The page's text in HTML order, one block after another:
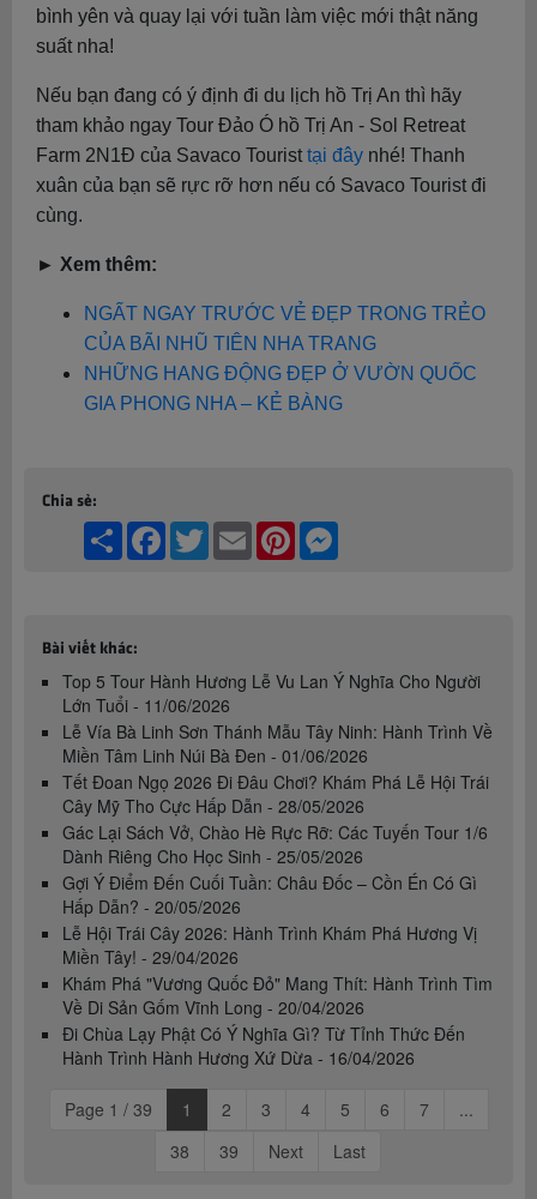
bình yên và quay lại với tuần làm việc mới thật năng
suất nha!
Nếu bạn đang có ý định đi du lịch hồ Trị An thì hãy
tham khảo ngay Tour Đảo Ó hồ Trị An - Sol Retreat
Farm 2N1Đ của Savaco Tourist tại đây nhé! Thanh
xuân của bạn sẽ rực rỡ hơn nếu có Savaco Tourist đi
cùng.
► Xem thêm:
NGẤT NGAY TRƯỚC VẺ ĐẸP TRONG TRẺO
CỦA BÃI NHŨ TIÊN NHA TRANG
NHỮNG HANG ĐỘNG ĐẸP Ở VƯỜN QUỐC
GIA PHONG NHA – KẺ BÀNG
Chia sẻ:
Share Facebook
TwitterEmail Pinterest
Bài viết khác:
Top 5 Tour Hành Hương Lễ Vu Lan Ý Nghĩa Cho Người
Lớn Tuổi - 11/06/2026
Lễ Vía Bà Linh Sơn Thánh Mẫu Tây Ninh: Hành Trình Về
Miền Tâm Linh Núi Bà Đen - 01/06/2026
Tết Đoan Ngọ 2026 Đi Đâu Chơi? Khám Phá Lễ Hội Trái
Cây Mỹ Tho Cực Hấp Dẫn - 28/05/2026
Gác Lại Sách Vở, Chào Hè Rực Rỡ: Các Tuyến Tour 1/6
Dành Riêng Cho Học Sinh - 25/05/2026
Gợi Ý Điểm Đến Cuối Tuần: Châu Đốc – Cồn Én Có Gì
Hấp Dẫn? - 20/05/2026
Lễ Hội Trái Cây 2026: Hành Trình Khám Phá Hương Vị
Miền Tây! - 29/04/2026
Khám Phá "Vương Quốc Đỏ" Mang Thít: Hành Trình Tìm
Về Di Sản Gốm Vĩnh Long - 20/04/2026
Đi Chùa Lạy Phật Có Ý Nghĩa Gì? Từ Tỉnh Thức Đến
Hành Trình Hành Hương Xứ Dừa - 16/04/2026
Page 1 / 39 1 2 3 4 5 6 7
...
38
39 Next Last